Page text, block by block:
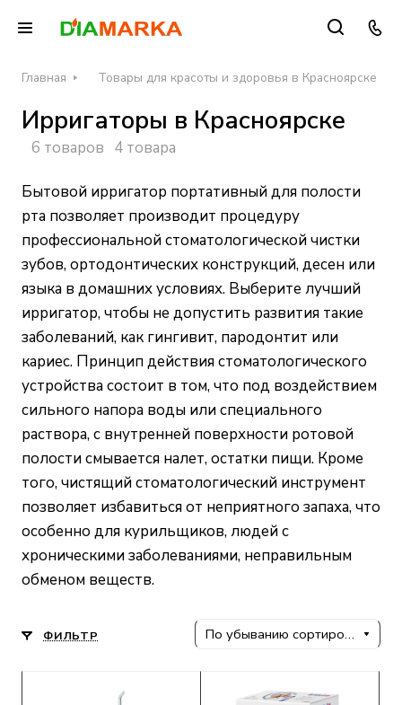
Главная Товары для красоты и здоровья в Красноярске
Ирригаторы в Красноярске
6 товаров 4 товара
Бытовой ирригатор портативный для полости
рта позволяет производит процедуру
профессиональной стоматологической чистки
зубов, ортодонтических конструкций, десен или
языка в домашних условиях. Выберите лучший
ирригатор, чтобы не допустить развития такие
заболеваний, как гингивит, пародонтит или
кариес. Принцип действия стоматологического
устройства состоит в том, что под воздействием
сильного напора воды или специального
раствора, с внутренней поверхности ротовой
полости смывается налет, остатки пищи. Кроме
того, чистящий стоматологический инструмент
позволяет избавиться от неприятного запаха, что
особенно для курильщиков, людей с
хроническими заболеваниями, неправильным
обменом веществ.
ФИЛЬТР По убыванию сортировки